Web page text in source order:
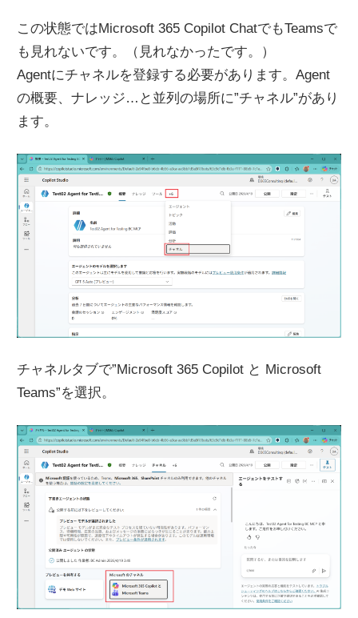
この状態ではMicrosoft 365 Copilot ChatでもTeamsで
も見れないです。（見れなかったです。）
Agentにチャネルを登録する必要があります。Agent
の概要、ナレッジ…と並列の場所に”チャネル”があり
ます。
チャネルタブで”Microsoft 365 Copilot と Microsoft
Teams”を選択。